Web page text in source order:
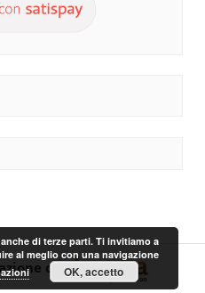
con
di terze parti. Ti invitiamo a
al meglio con una navigazione
OK, accetto